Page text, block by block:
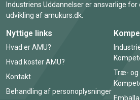
Industriens Uddannelser er ansvarlige
udvikling af amukurs.dk.
Nyttige links
Hvad er AMU?
Hvad koster AMU?
Kontakt
Behandling af personoplysninger
Træ- og